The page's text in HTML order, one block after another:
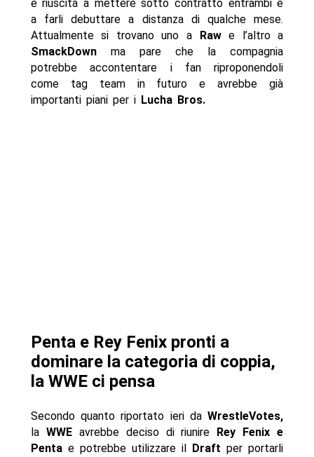
è riuscita a mettere sotto contratto entrambi e
a farli debuttare a distanza di qualche mese.
Attualmente si trovano uno a
Rawe l’altro a
SmackDownma pare che la compagnia
potrebbe accontentare i fan riproponendoli
come tag team in futuro e avrebbe già
importanti piani per i Lucha Bros.
Penta e Rey Fenix pronti a
dominare la categoria di coppia,
la WWE ci pensa
Secondo quanto riportato ieri daWrestleVotes,
la WWEavrebbe deciso di riunire
Rey Fenix e
Pentae potrebbe utilizzare il Draft per portarli